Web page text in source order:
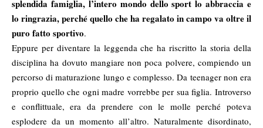
splendida famiglia, l’intero mondo dello sport lo abbraccia e
lo ringrazia, perché quello che ha regalato in campo va oltre il
puro fatto sportivo.
Eppure per diventare la leggenda che ha riscritto la storia della
disciplina ha dovuto mangiare non poca polvere, compiendo un
percorso di maturazione lungo e complesso. Da teenager non era
proprio quello che ogni madre vorrebbe per sua figlia. Introverso
e conflittuale, era da prendere con le molle perché poteva
esplodere da un momento all’altro. Naturalmente disordinato,